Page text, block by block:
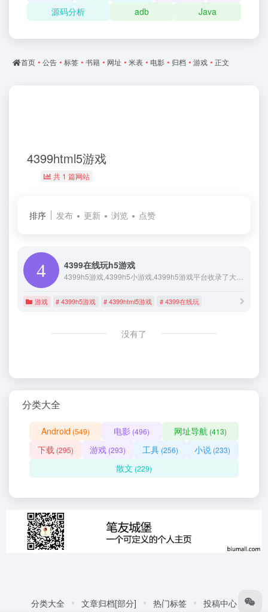
源码分析
adb Java
首页 • 公告 • 标签 • 书籍 • 网址 • 米表 • 电影 • 归档 • 游戏 • 正文
4399html5游戏
共 1 篇网站
排序 发布 更新 浏览 点赞
4399在线玩h5游戏
游戏 # 4399h5游戏 # 4399html5游戏 # 4399在线玩
没有了
分类大全
Android (549) 电影 (496) 网址导航 (413)
下载 (295) 游戏 (293) 工具(256) 小说 (233)
散文 (229)
分类大全 文章归档[部分] 热门标签 投稿中心